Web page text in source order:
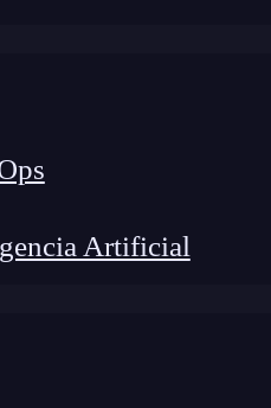
Artificial